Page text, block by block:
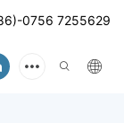
0756 7255629